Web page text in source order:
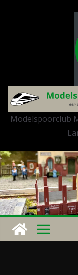
Modelspoorclub